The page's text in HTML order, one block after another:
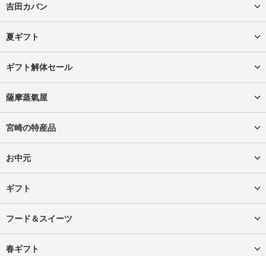
吉田カバン
夏ギフト
ギフト解体セール
薩摩蒸氣屋
宮崎の特産品
お中元
ギフト
フード＆スイーツ
春ギフト